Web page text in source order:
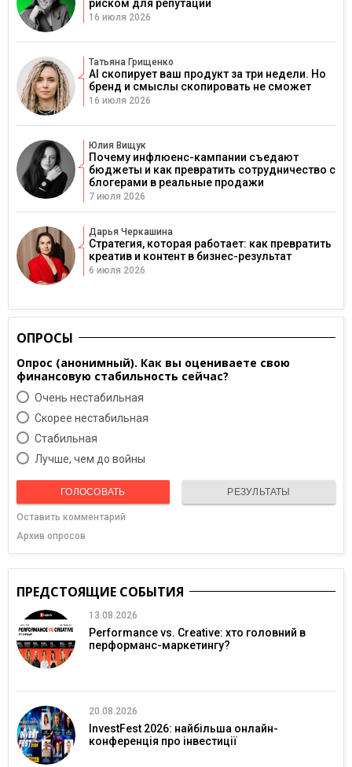
риском для репутации
16 июля 2026
Татьяна Грищенко
AI скопирует ваш продукт за три недели. Но
бренд и смыслы скопировать не сможет
16 июля 2026
Юлия Вищук
Почему инфлюенс-кампании съедают
бюджеты и как превратить сотрудничество с
блогерами в реальные продажи
7 июля 2026
Дарья Черкашина
Стратегия, которая работает: как превратить
креатив и контент в бизнес-результат
6 июля 2026
ОПРОСЫ
Опрос (анонимный). Как вы оцениваете свою
финансовую стабильность сейчас?
Очень нестабильная
Скорее нестабильная
Cтабильная
Лучше, чем до войны
ГОЛОСОВАТЬ РЕЗУЛЬТАТЫ
Оставить комментарий
Архив опросов
ПРЕДСТОЯЩИЕ СОБЫТИЯ
13.08.2026
Performance vs. Creative: хто головний в
перформанс-маркетингу?
20.08.2026
InvestFest 2026: найбільша онлайн-
конференція про інвестиції